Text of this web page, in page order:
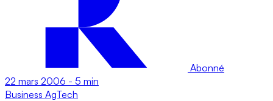
Abonné
22 mars 2006 - 5 min
Business AgTech